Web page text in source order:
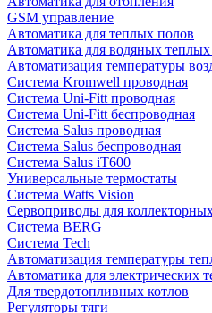
GSM управление
Автоматика для теплых полов
Автоматика для водяных
Автоматизация температуры
Система Kromwell проводная
Система Uni-Fitt проводная
Система Uni-Fitt беспроводная
Система Salus проводная
Система Salus беспроводная
Система Salus iT600
Универсальные термостаты
Система Watts Vision
Сервоприводы для
Система BERG
Система Tech
Автоматизация температуры
Автоматика для электрических
Для твердотопливных котлов
Регуляторы тяги